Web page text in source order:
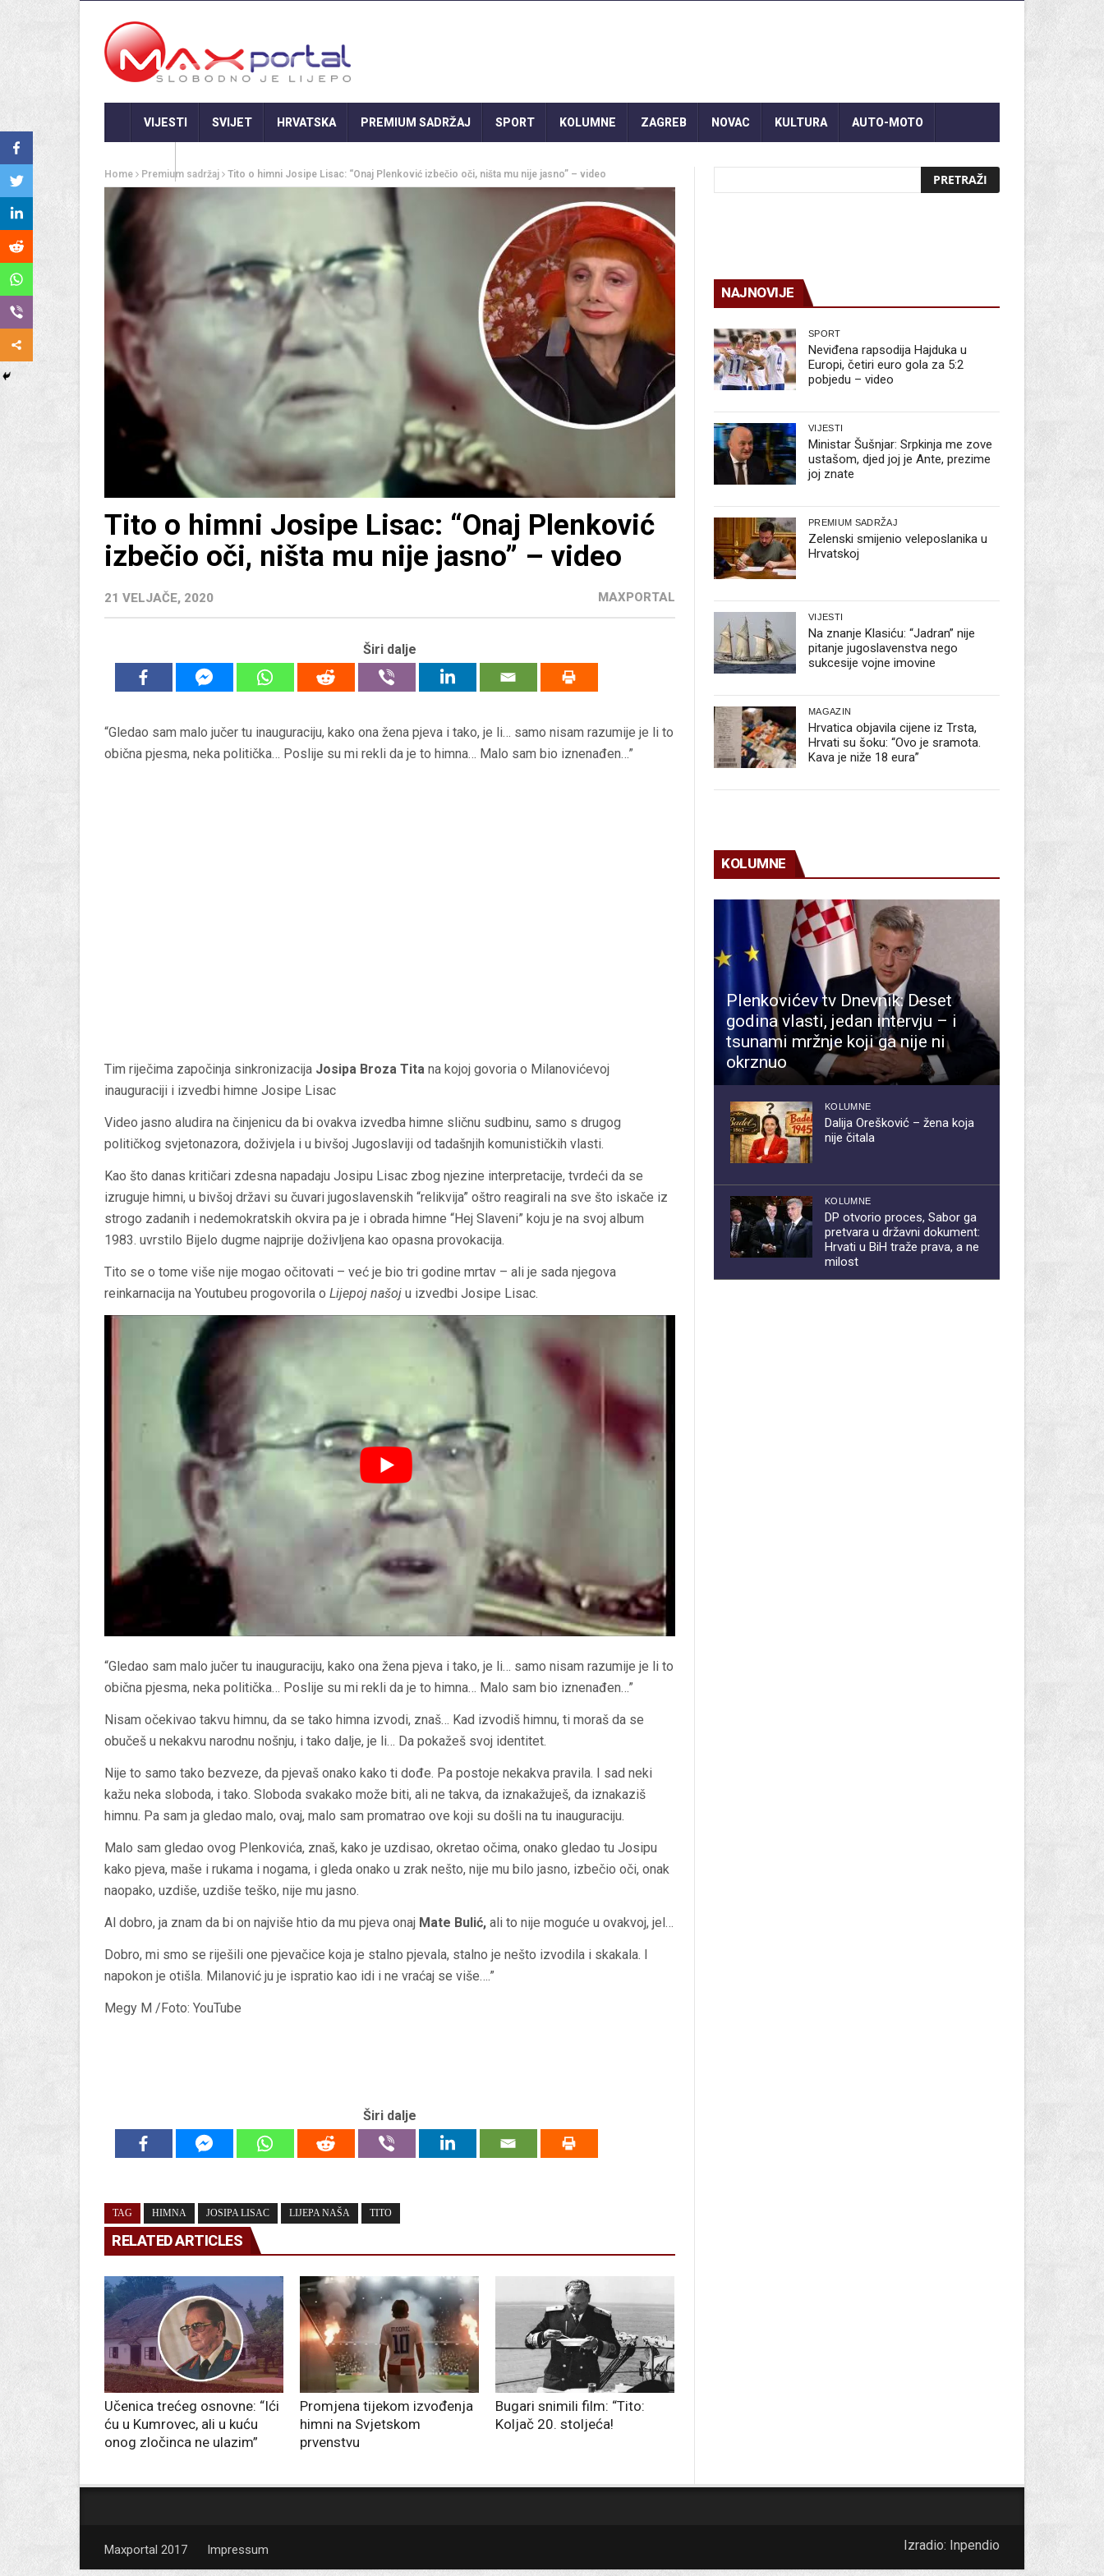
VIJESTI SVIJET HRVATSKA PREMIUM SADRŽAJ SPORT KOLUMNE ZAGREB NOVAC KULTURA AUTO-MOTO
Home Premium sadržaj Tito o himni Josipe Lisac: “Onaj Plenković izbečio oči, ništa mu nije jasno” – video
Tito o himni Josipe Lisac: “Onaj Plenković
izbečio oči, ništa mu nije jasno” – video
21 VELJAČE, 2020 MAXPORTAL
Širi dalje
“Gledao sam malo jučer tu inauguraciju, kako ona žena pjeva i tako, je li… samo nisam razumije je li to
obična pjesma, neka politička… Poslije su mi rekli da je to himna… Malo sam bio iznenađen…”
Tim riječima započinja sinkronizacija Josipa Broza Tita na kojoj govoria o Milanovićevoj
inauguraciji i izvedbi himne Josipe Lisac
Video jasno aludira na činjenicu da bi ovakva izvedba himne sličnu sudbinu, samo s drugog
političkog svjetonazora, doživjela i u bivšoj Jugoslaviji od tadašnjih komunističkih vlasti.
Kao što danas kritičari zdesna napadaju Josipu Lisac zbog njezine interpretacije, tvrdeći da se
izruguje himni, u bivšoj državi su čuvari jugoslavenskih “relikvija” oštro reagirali na sve što iskače iz
strogo zadanih i nedemokratskih okvira pa je i obrada himne “Hej Slaveni” koju je na svoj album
1983. uvrstilo Bijelo dugme najprije doživljena kao opasna provokacija.
Tito se o tome više nije mogao očitovati – već je bio tri godine mrtav – ali je sada njegova
reinkarnacija na Youtubeu progovorila o Lijepoj našoj u izvedbi Josipe Lisac.
“Gledao sam malo jučer tu inauguraciju, kako ona žena pjeva i tako, je li… samo nisam razumije je li to
obična pjesma, neka politička… Poslije su mi rekli da je to himna… Malo sam bio iznenađen…”
Nisam očekivao takvu himnu, da se tako himna izvodi, znaš… Kad izvodiš himnu, ti moraš da se
obučeš u nekakvu narodnu nošnju, i tako dalje, je li… Da pokažeš svoj identitet.
Nije to samo tako bezveze, da pjevaš onako kako ti dođe. Pa postoje nekakva pravila. I sad neki
kažu neka sloboda, i tako. Sloboda svakako može biti, ali ne takva, da iznakažuješ, da iznakaziš
himnu. Pa sam ja gledao malo, ovaj, malo sam promatrao ove koji su došli na tu inauguraciju.
Malo sam gledao ovog Plenkovića, znaš, kako je uzdisao, okretao očima, onako gledao tu Josipu
kako pjeva, maše i rukama i nogama, i gleda onako u zrak nešto, nije mu bilo jasno, izbečio oči, onak
naopako, uzdiše, uzdiše teško, nije mu jasno.
Al dobro, ja znam da bi on najviše htio da mu pjeva onaj Mate Bulić, ali to nije moguće u ovakvoj, jel…
Dobro, mi smo se riješili one pjevačice koja je stalno pjevala, stalno je nešto izvodila i skakala. I
napokon je otišla. Milanović ju je ispratio kao idi i ne vraćaj se više….”
Megy M /Foto: YouTube
Širi dalje
TAG HIMNA JOSIPA LISAC LIJEPA NAŠA TITO
RELATED ARTICLES
Učenica trećeg osnovne: “Ići
ću u Kumrovec, ali u kuću
onog zločinca ne ulazim”
Promjena tijekom izvođenja
himni na Svjetskom
prvenstvu
Bugari snimili film: “Tito:
Koljač 20. stoljeća!
NAJNOVIJE
SPORT
Neviđena rapsodija Hajduka u
Europi, četiri euro gola za 5:2
pobjedu – video
VIJESTI
Ministar Šušnjar: Srpkinja me zove
ustašom, djed joj je Ante, prezime
joj znate
PREMIUM SADRŽAJ
Zelenski smijenio veleposlanika u
Hrvatskoj
VIJESTI
Na znanje Klasiću: “Jadran” nije
pitanje jugoslavenstva nego
sukcesije vojne imovine
MAGAZIN
Hrvatica objavila cijene iz Trsta,
Hrvati su šoku: “Ovo je sramota.
Kava je niže 18 eura”
KOLUMNE
Plenkovićev tv Dnevnik: Deset
godina vlasti, jedan intervju – i
tsunami mržnje koji ga nije ni
okrznuo
KOLUMNE
Dalija Orešković – žena koja
nije čitala
KOLUMNE
DP otvorio proces, Sabor ga
pretvara u državni dokument:
Hrvati u BiH traže prava, a ne
milost
Maxportal 2017 Impressum Izradio: Inpendio